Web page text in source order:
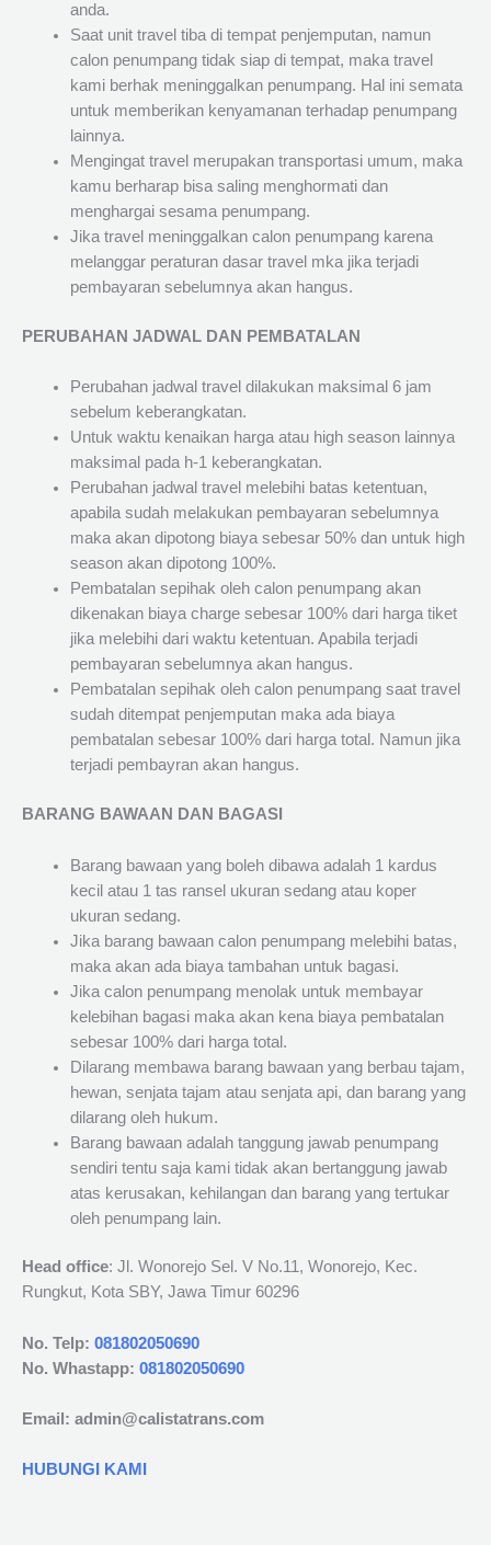
anda.
Saat unit travel tiba di tempat penjemputan, namun
calon penumpang tidak siap di tempat, maka travel
kami berhak meninggalkan penumpang. Hal ini semata
untuk memberikan kenyamanan terhadap penumpang
lainnya.
Mengingat travel merupakan transportasi umum, maka
kamu berharap bisa saling menghormati dan
menghargai sesama penumpang.
Jika travel meninggalkan calon penumpang karena
melanggar peraturan dasar travel mka jika terjadi
pembayaran sebelumnya akan hangus.
PERUBAHAN JADWAL DAN PEMBATALAN
Perubahan jadwal travel dilakukan maksimal 6 jam
sebelum keberangkatan.
Untuk waktu kenaikan harga atau high season lainnya
maksimal pada h-1 keberangkatan.
Perubahan jadwal travel melebihi batas ketentuan,
apabila sudah melakukan pembayaran sebelumnya
maka akan dipotong biaya sebesar 50% dan untuk high
season akan dipotong 100%.
Pembatalan sepihak oleh calon penumpang akan
dikenakan biaya charge sebesar 100% dari harga tiket
jika melebihi dari waktu ketentuan. Apabila terjadi
pembayaran sebelumnya akan hangus.
Pembatalan sepihak oleh calon penumpang saat travel
sudah ditempat penjemputan maka ada biaya
pembatalan sebesar 100% dari harga total. Namun jika
terjadi pembayran akan hangus.
BARANG BAWAAN DAN BAGASI
Barang bawaan yang boleh dibawa adalah 1 kardus
kecil atau 1 tas ransel ukuran sedang atau koper
ukuran sedang.
Jika barang bawaan calon penumpang melebihi batas,
maka akan ada biaya tambahan untuk bagasi.
Jika calon penumpang menolak untuk membayar
kelebihan bagasi maka akan kena biaya pembatalan
sebesar 100% dari harga total.
Dilarang membawa barang bawaan yang berbau tajam,
hewan, senjata tajam atau senjata api, dan barang yang
dilarang oleh hukum.
Barang bawaan adalah tanggung jawab penumpang
sendiri tentu saja kami tidak akan bertanggung jawab
atas kerusakan, kehilangan dan barang yang tertukar
oleh penumpang lain.
Head office: Jl. Wonorejo Sel. V No.11, Wonorejo, Kec.
Rungkut, Kota SBY, Jawa Timur 60296
No. Telp: 081802050690
No. Whastapp: 081802050690
Email: admin@calistatrans.com
HUBUNGI KAMI